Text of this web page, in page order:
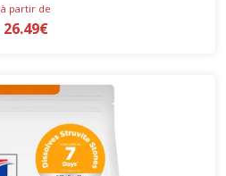
à partir de
26.49€